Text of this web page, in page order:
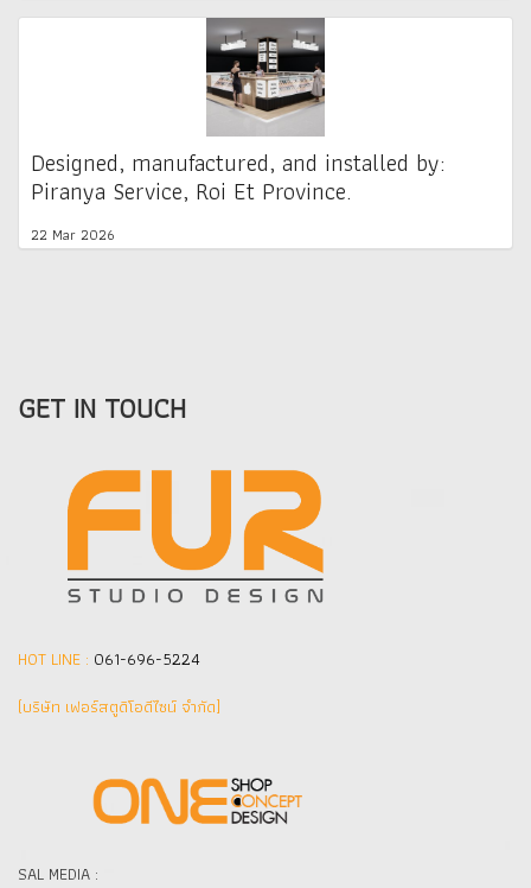
Designed, manufactured, and installed by:
Piranya Service, Roi Et Province.
22 Mar 2026
GET IN TOUCH
HOT LINE : 061-696-5224
(บริษัท เฟอร์สตูดิโอดีไซน์ จำกัด]
SAL MEDIA :